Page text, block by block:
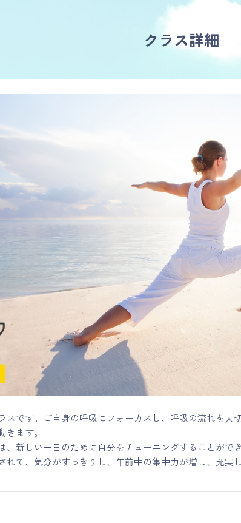
クラス詳細
スです。ご自身の呼吸にフォーカスし、呼吸の流れを大
きます。
、新しい一日のために自分をチューニングすることがで
れて、気分がすっきりし、午前中の集中力が増し、充実